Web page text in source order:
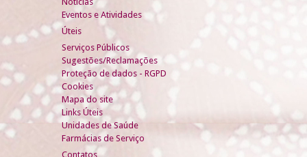
Eventos e Atividades
Úteis
Serviços Públicos
Sugestões/Reclamações
Proteção de dados - RGPD
Cookies
Mapa do site
Links Úteis
Unidades de Saúde
Farmácias de Serviço
Contatos